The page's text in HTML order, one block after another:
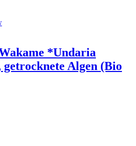
*Undaria
Algen (Bio